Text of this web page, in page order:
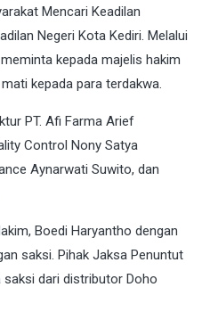
Mencari Keadilan
Negeri Kota Kediri. Melalui
kepada majelis hakim
kepada para terdakwa.
PT. Afi Farma Arief
Control Nony Satya
Aynarwati Suwito, dan
Boedi Haryantho dengan
saksi. Pihak Jaksa Penuntut
saksi dari distributor Doho